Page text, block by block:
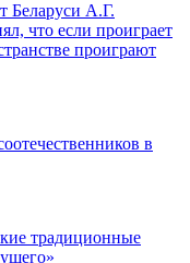
Беларуси А.Г.
что если проиграет
проиграют
в
традиционные